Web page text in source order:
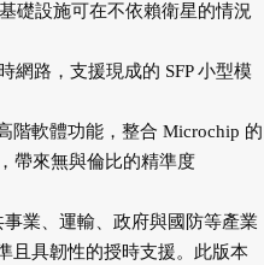
礎設施可在不依賴衛星的情況
網路，支援現成的 SFP 小型模
階軟體功能，整合 Microchip 的
帶來無與倫比的精準度
業、運輸、政府與國防等產業
且具韌性的授時支援。此版本